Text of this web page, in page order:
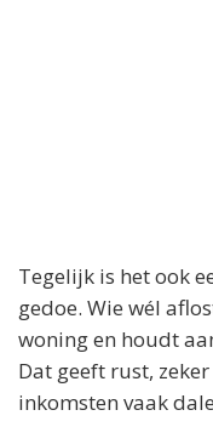
Tegelijk is het ook
gedoe. Wie wél
woning en houdt
Dat geeft rust,
inkomsten vaak